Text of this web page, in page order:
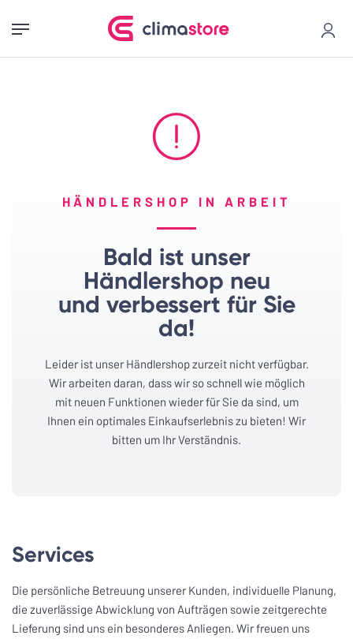
HÄNDLERSHOP IN ARBEIT
Bald ist unser
Händlershop neu
und verbessert für Sie
da!
Leider ist unser Händlershop zurzeit nicht verfügbar.
Wir arbeiten daran, dass wir so schnell wie möglich
mit neuen Funktionen wieder für Sie da sind, um
Ihnen ein optimales Einkaufserlebnis zu bieten! Wir
bitten um Ihr Verständnis.
Services
Die persönliche Betreuung unserer Kunden, individuelle Planung,
die zuverlässige Abwicklung von Aufträgen sowie zeitgerechte
Lieferung sind uns ein besonderes Anliegen. Wir freuen uns